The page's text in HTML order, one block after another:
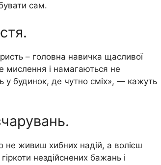
сам.
– головна навичка щасливої
мислення і намагаються не
у будинок, де чутно сміх», — кажуть
живиш хибних надій, а волієш
нездійснених бажань і